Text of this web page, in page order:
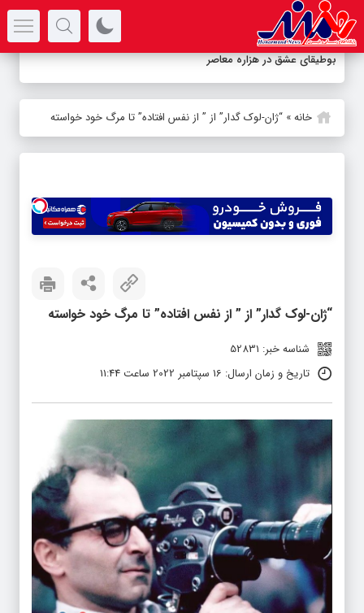
دور-
خانه» “ژان-لوک گدار” از ” از نفس افتاده” تا مرگ خود خواسته
“ژان-لوک گدار” از ” از نفس افتاده” تا مرگ خود خواسته
شناسه خبر: 52831
تاریخ و زمان ارسال: 16 سپتامبر 2022 ساعت 11:44